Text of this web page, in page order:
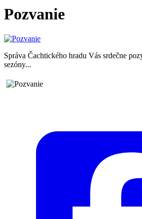
Pozvanie
Správa Čachtického hradu Vás srdečne
sezóny...